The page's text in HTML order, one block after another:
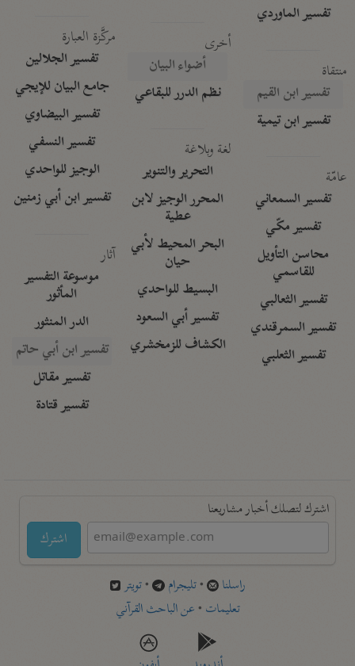
تفسير الماوردي
منتقاة
تفسير ابن القيم
تفسير ابن تيمية
عامّة
تفسير السمعاني
تفسير مكّي
محاسن التأويل
للقاسمي
تفسير الثعالبي
تفسير السمرقندي
تفسير الثعلبي
أخرى
أضواء البيان
نظم الدرر للبقاعي
لغة وبلاغة
التحرير والتنوير
المحرر الوجيز لابن
عطية
البحر المحيط لأبي
حيان
البسيط للواحدي
تفسير أبي السعود
الكشاف للزمخشري
مركَّزة العبارة
تفسير الجلالين
جامع البيان للإيجي
تفسير البيضاوي
تفسير النسفي
الوجيز للواحدي
تفسير ابن أبي زمنين
آثار
موسوعة التفسير
المأثور
الدر المنثور
تفسير ابن أبي حاتم
تفسير مقاتل
تفسير قتادة
اشترك لتصلك أخبار مشاريعنا
اشترك
راسلنا •تليجرام •تويتر
تعليمات •عن الباحث القرآني